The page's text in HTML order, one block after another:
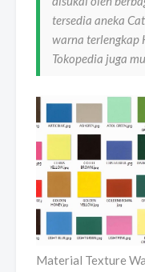
tersedia aneka
warna terlengkap
Tokopedia juga
Material Texture